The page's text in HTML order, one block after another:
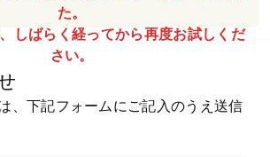
た。
しばらく経ってから再度お試しくだ
さい。
、下記フォームにご記入のうえ送信